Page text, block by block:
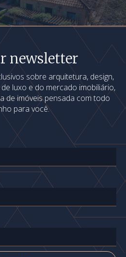
newsletter
sobre arquitetura, design,
luxo e do mercado imobiliário,
de imóveis pensada com todo
para você.